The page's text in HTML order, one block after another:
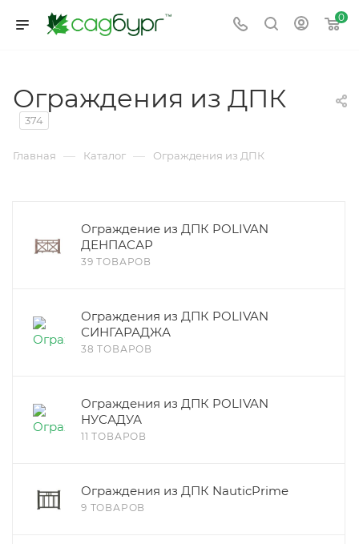
0
Ограждения из ДПК
374
Главная — Каталог — Ограждения из ДПК
Ограждение из ДПК POLIVAN
ДЕНПАСАР
39 ТОВАРОВ
Ограждения из ДПК POLIVAN
СИНГАРАДЖА
38 ТОВАРОВ
Ограждения из ДПК POLIVAN
НУСАДУА
11 ТОВАРОВ
Ограждения из ДПК NauticPrime
9 ТОВАРОВ